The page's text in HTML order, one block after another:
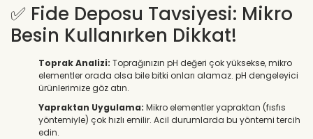
✅ Fide Deposu Tavsiyesi: Mikro
Besin Kullanırken Dikkat!
Toprak Analizi: Toprağınızın pH değeri çok yüksekse, mikro
elementler orada olsa bile bitki onları alamaz. pH dengeleyici
ürünlerimize göz atın.
Yapraktan Uygulama: Mikro elementler yapraktan (fısfıs
yöntemiyle) çok hızlı emilir. Acil durumlarda bu yöntemi tercih
edin.